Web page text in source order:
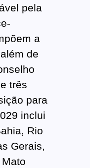
pela
a
de
três
para
inclui
Rio
Gerais,